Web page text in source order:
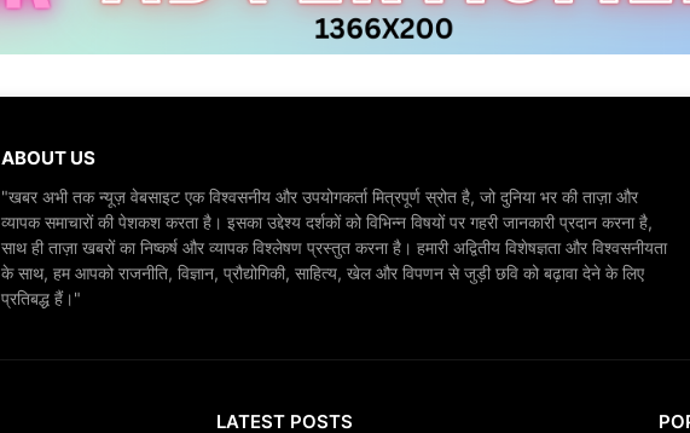
ABOUT US
"खबर अभी तक न्यूज़ वेबसाइट एक विश्वसनीय और उपयोगकर्ता मित्रपूर्ण स्रोत है, जो दुनिया भर की ताज़ा और
व्यापक समाचारों की पेशकश करता है। इसका उद्देश्य दर्शकों को विभिन्न विषयों पर गहरी जानकारी प्रदान करना है,
साथ ही ताज़ा खबरों का निष्कर्ष और व्यापक विश्लेषण प्रस्तुत करना है। हमारी अद्वितीय विशेषज्ञता और विश्वसनीयता
के साथ, हम आपको राजनीति, विज्ञान, प्रौद्योगिकी, साहित्य, खेल और विपणन से जुड़ी छवि को बढ़ावा देने के लिए
प्रतिबद्ध हैं।"
LATEST POSTS